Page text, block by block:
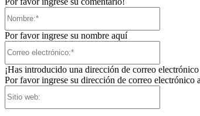
Por favor ingrese su nombre aquí
¡Has introducido una dirección de correo
Por favor ingrese su dirección de correo electrónico